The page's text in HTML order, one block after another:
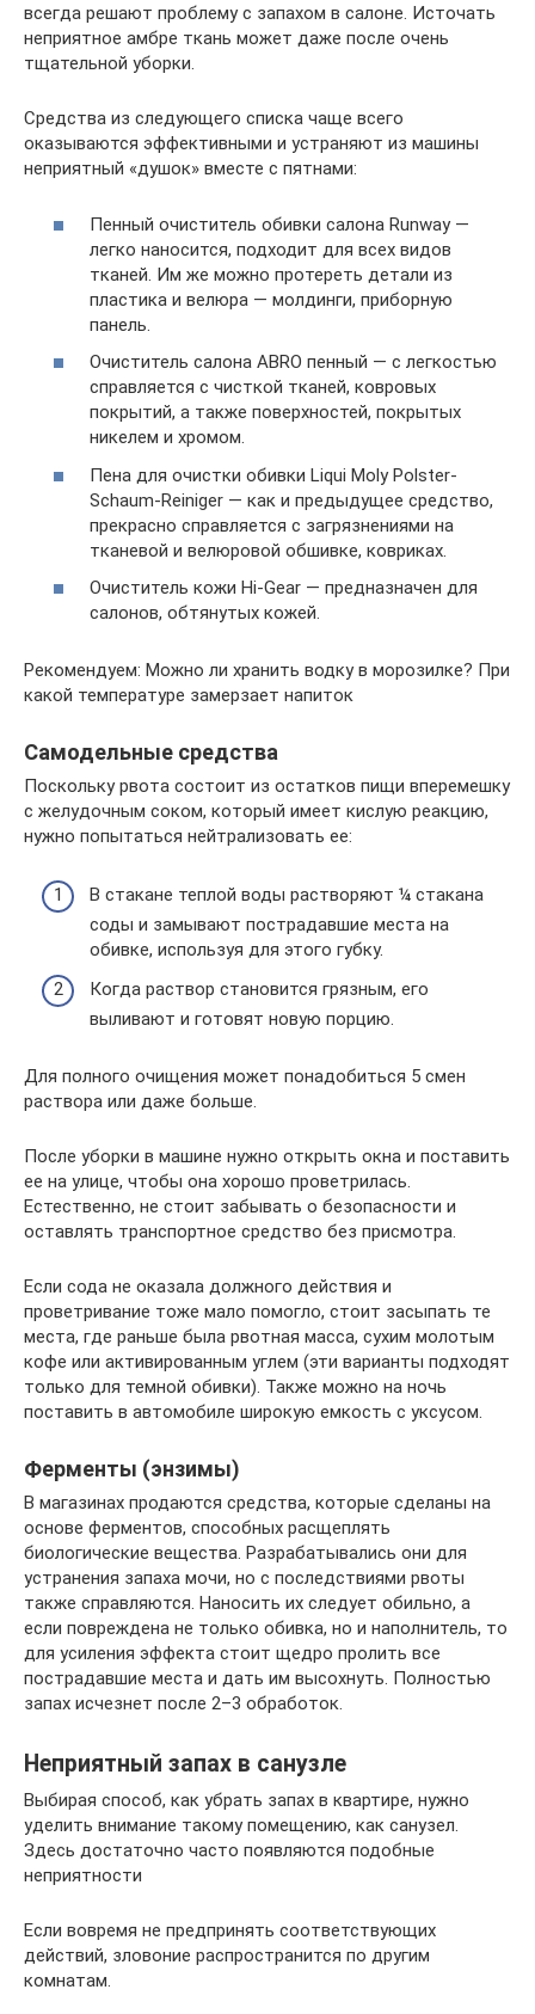
всегда решают проблему с запахом в салоне. Источать
неприятное амбре ткань может даже после очень
тщательной уборки.
Средства из следующего списка чаще всего
оказываются эффективными и устраняют из машины
неприятный «душок» вместе с пятнами:
Пенный очиститель обивки салона Runway —
легко наносится, подходит для всех видов
тканей. Им же можно протереть детали из
пластика и велюра — молдинги, приборную
панель.
Очиститель салона ABRO пенный — с легкостью
справляется с чисткой тканей, ковровых
покрытий, а также поверхностей, покрытых
никелем и хромом.
Пена для очистки обивки Liqui Moly Polster-
Schaum-Reiniger — как и предыдущее средство,
прекрасно справляется с загрязнениями на
тканевой и велюровой обшивке, ковриках.
Очиститель кожи Hi-Gear — предназначен для
салонов, обтянутых кожей.
Рекомендуем: Можно ли хранить водку в морозилке? При
какой температуре замерзает напиток
Самодельные средства
Поскольку рвота состоит из остатков пищи вперемешку
с желудочным соком, который имеет кислую реакцию,
нужно попытаться нейтрализовать ее:
В стакане теплой воды растворяют ¼ стакана
соды и замывают пострадавшие места на
обивке, используя для этого губку.
Когда раствор становится грязным, его
выливают и готовят новую порцию.
Для полного очищения может понадобиться 5 смен
раствора или даже больше.
После уборки в машине нужно открыть окна и поставить
ее на улице, чтобы она хорошо проветрилась.
Естественно, не стоит забывать о безопасности и
оставлять транспортное средство без присмотра.
Если сода не оказала должного действия и
проветривание тоже мало помогло, стоит засыпать те
места, где раньше была рвотная масса, сухим молотым
кофе или активированным углем (эти варианты подходят
только для темной обивки). Также можно на ночь
поставить в автомобиле широкую емкость с уксусом.
Ферменты (энзимы)
В магазинах продаются средства, которые сделаны на
основе ферментов, способных расщеплять
биологические вещества. Разрабатывались они для
устранения запаха мочи, но с последствиями рвоты
также справляются. Наносить их следует обильно, а
если повреждена не только обивка, но и наполнитель, то
для усиления эффекта стоит щедро пролить все
пострадавшие места и дать им высохнуть. Полностью
запах исчезнет после 2–3 обработок.
Неприятный запах в санузле
Выбирая способ, как убрать запах в квартире, нужно
уделить внимание такому помещению, как санузел.
Здесь достаточно часто появляются подобные
неприятности
Если вовремя не предпринять соответствующих
действий, зловоние распространится по другим
комнатам.